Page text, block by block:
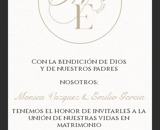
Con la bendición de Dios
y de nuestros padres
nosotros:
Monica Vazquez & Emilio Garcia
tenemos el honor de invitarleS a la
unión de nuestras vidas en
matrimonio